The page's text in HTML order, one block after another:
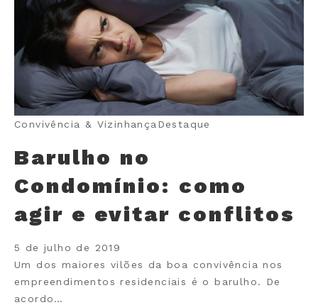
Convivência & Vizinhança Destaque
Barulho no
Condomínio: como
agir e evitar conflitos
5 de julho de 2019
Um dos maiores vilões da boa convivência nos
empreendimentos residenciais é o barulho. De
acordo…